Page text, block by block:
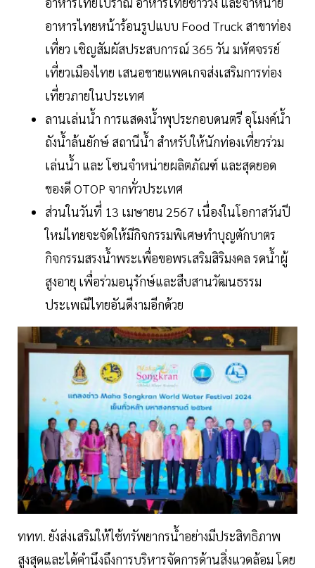
อาหารไทยหน้าร้อนรูปแบบ Food Truck สาขาท่อง
เที่ยว เชิญสัมผัสประสบการณ์ 365 วัน มหัศจรรย์
เที่ยวเมืองไทย เสนอขายแพคเกจส่งเสริมการท่อง
เที่ยวภายในประเทศ
ลานเล่นน้ำ การแสดงน้ำพุประกอบดนตรี อุโมงค์น้ำ
ถังน้ำล้นยักษ์ สถานีน้ำ สำหรับให้นักท่องเที่ยวร่วม
เล่นน้ำ และ โซนจำหน่ายผลิตภัณฑ์ และสุดยอด
ของดี OTOP จากทั่วประเทศ
ส่วนในวันที่ 13 เมษายน 2567 เนื่องในโอกาสวันปี
ใหม่ไทยจะจัดให้มีกิจกรรมพิเศษทำบุญตักบาตร
กิจกรรมสรงน้ำพระเพื่อขอพรเสริมสิริมงคล รดน้ำผู้
สูงอายุ เพื่อร่วมอนุรักษ์และสืบสานวัฒนธรรม
ประเพณีไทยอันดีงามอีกด้วย
ททท. ยังส่งเสริมให้ใช้ทรัพยากรน้ำอย่างมีประสิทธิภาพ
สูงสุดและได้คำนึงถึงการบริหารจัดการด้านสิ่งแวดล้อม โดย